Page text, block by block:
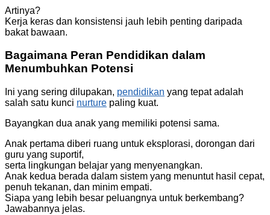
Artinya?
Kerja keras dan konsistensi jauh lebih penting daripada
bakat bawaan.
Bagaimana Peran Pendidikan dalam
Menumbuhkan Potensi
Ini yang sering dilupakan, pendidikan yang tepat adalah
salah satu kunci nurture paling kuat.
Bayangkan dua anak yang memiliki potensi sama.
Anak pertama diberi ruang untuk eksplorasi, dorongan dari
guru yang suportif,
serta lingkungan belajar yang menyenangkan.
Anak kedua berada dalam sistem yang menuntut hasil cepat,
penuh tekanan, dan minim empati.
Siapa yang lebih besar peluangnya untuk berkembang?
Jawabannya jelas.